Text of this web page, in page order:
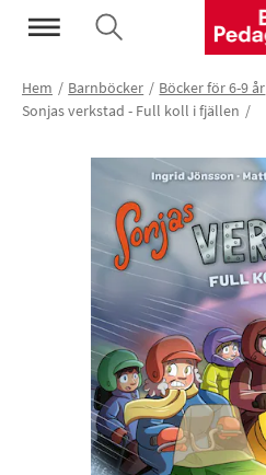
Hem Barnböcker Böcker för 6-9 år
Sonjas verkstad - Full koll i fjällen